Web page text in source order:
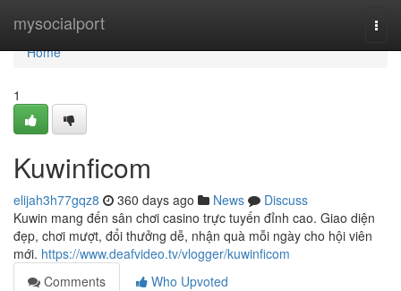
mysocialport
Home
Home
1
Kuwinficom
elijah3h77gqz8 360 days ago News
Discuss
Kuwin mang đến sân chơi casino trực tuyến đỉnh cao. Giao diện
đẹp, chơi mượt, đổi thưởng dễ, nhận quà mỗi ngày cho hội viên
mới. https://www.deafvideo.tv/vlogger/kuwinficom
Comments
Who Upvoted